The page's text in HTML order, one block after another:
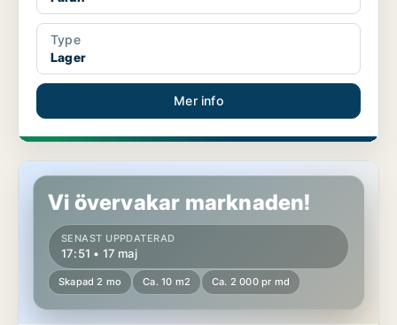
Type
Lager
Mer info
Lager i Falun
Vi övervakar marknaden!
SENAST UPPDATERAD
17:51 • 17 maj
Skapad 2 mo Ca. 10 m2 Ca. 2 000 pr md